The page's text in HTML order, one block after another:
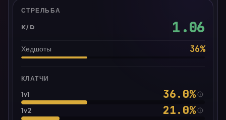
СТРЕЛЬБА
K/D 1.06
Хедшоты 36%
КЛАТЧИ
1v1 36.0%
1v2 21.0%